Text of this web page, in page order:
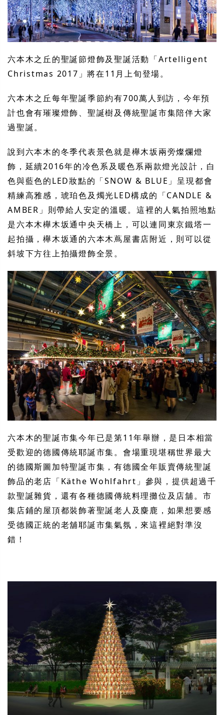
六本木之丘的聖誕節燈飾及聖誕活動「Artelligent
Christmas 2017」將在11月上旬登場。
六本木之丘每年聖誕季節約有700萬人到訪，今年預
計也會有璀璨燈飾、聖誕樹及傳統聖誕市集陪伴大家
過聖誕。
說到六本木的冬季代表景色就是櫸木坂兩旁燦爛燈
飾，延續2016年的冷色系及暖色系兩款燈光設計，白
色與藍色的LED妝點的「SNOW & BLUE」呈現都會
精練高雅感，琥珀色及燭光LED構成的「CANDLE &
AMBER」則帶給人安定的溫暖。這裡的人氣拍照地點
是六本木櫸木坂通中央天橋上，可以連同東京鐵塔一
起拍攝，櫸木坂通的六本木蔦屋書店附近，則可以從
斜坡下方往上拍攝燈飾全景。
六本木的聖誕市集今年已是第11年舉辦，是日本相當
受歡迎的德國傳統耶誕市集。會場重現堪稱世界最大
的德國斯圖加特聖誕市集，有德國全年販賣傳統聖誕
飾品的老店「Käthe Wohlfahrt」參與，提供超過千
款聖誕雜貨，還有各種德國傳統料理攤位及店舖。市
集店鋪的屋頂都裝飾著聖誕老人及麋鹿，如果想要感
受德國正統的老舖耶誕市集氣氛，來這裡絕對準沒
錯！